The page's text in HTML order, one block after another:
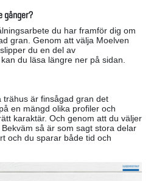
gånger?
du har framför dig om
gran. Genom att välja Moelven
du en del av
du läsa längre ner på sidan.
trähus är finsågad gran det
en mängd olika profiler och
karaktär. Och genom att du väljer
så är som sagt stora delar
och du sparar både tid och